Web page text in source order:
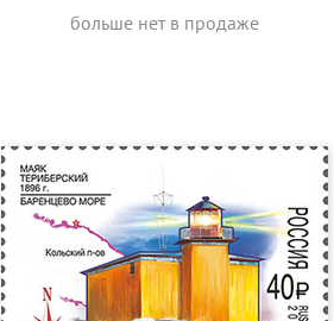
больше нет в продаже